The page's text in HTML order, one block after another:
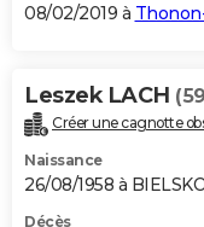
08/02/2019 à
Leszek LACH
Créer une cagnotte
Naissance
26/08/1958 à
Décès